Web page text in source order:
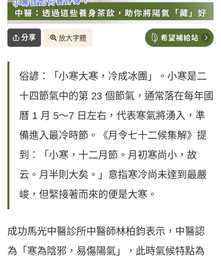
分享 放大字體
俗諺：「小寒大寒，冷成冰團」。小寒是二
十四節氣中的第 23 個節氣，通常落在每年國
曆 1 月 5〜7 日左右，代表寒氣將湧入，準
備進入最冷時節。《月令七十二候集解》提
到：「小寒，十二月節。月初寒尚小，故
云。月半則大矣。」意指寒冷尚未達到最嚴
峻，但緊接著而來的便是大寒。
成功馬光中醫診所中醫師林柏鈞表示，中醫認
為「寒為陰邪，易傷陽氣」，此時氣候特點為